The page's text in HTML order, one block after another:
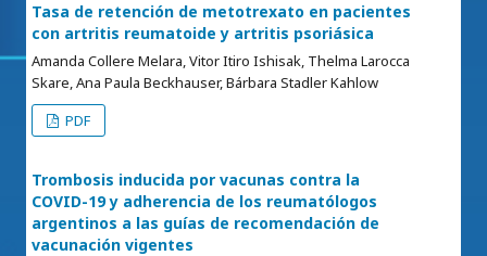
Tasa de retención de metotrexato en pacientes
con artritis reumatoide y artritis psoriásica
Amanda Collere Melara, Vitor Itiro Ishisak, Thelma Larocca
Skare, Ana Paula Beckhauser, Bárbara Stadler Kahlow
PDF
Trombosis inducida por vacunas contra la
COVID-19 y adherencia de los reumatólogos
argentinos a las guías de recomendación de
vacunación vigentes